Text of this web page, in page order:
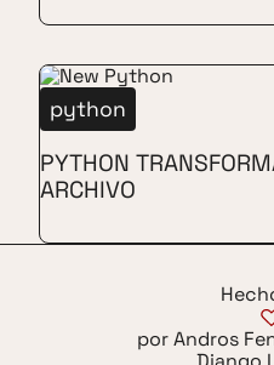
python
PYTHON
ARCHIVO
por Andros